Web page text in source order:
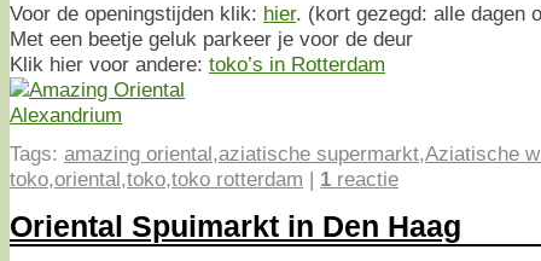
Voor de openingstijden klik: hier. (kort gezegd: alle dagen
Met een beetje geluk parkeer je voor de deur
Klik hier voor andere: toko’s in Rotterdam
Tags: amazing oriental,aziatische supermarkt,Aziatische
toko,oriental,toko,toko rotterdam | 1 reactie
Oriental Spuimarkt in Den Haag